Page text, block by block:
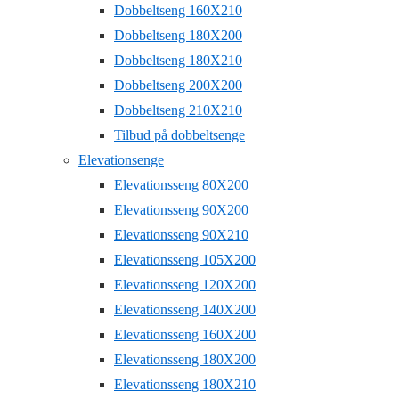
Dobbeltseng 160X210
Dobbeltseng 180X200
Dobbeltseng 180X210
Dobbeltseng 200X200
Dobbeltseng 210X210
Tilbud på dobbeltsenge
Elevationsenge
Elevationsseng 80X200
Elevationsseng 90X200
Elevationsseng 90X210
Elevationsseng 105X200
Elevationsseng 120X200
Elevationsseng 140X200
Elevationsseng 160X200
Elevationsseng 180X200
Elevationsseng 180X210